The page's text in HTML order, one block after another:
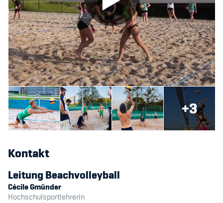
+3
Kontakt
Leitung Beachvolleyball
Cécile Gmünder
Hochschulsportlehrerin